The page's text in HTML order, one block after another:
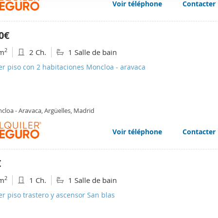
se usan para personalizar el contenido y los anuncios,
el tráfico. Además, compartimos información sobre el uso
de redes sociales, publicidad y análisis web, quienes
que les haya proporcionado o que hayan recopilado a
Voir téléphone Contacter
2 2 Ch. 1 Salle de bain
piso con 2 habitaciones Moncloa - aravaca
- Aravaca, Argüelles, Madrid
Voir téléphone Contacter
2 1 Ch. 1 Salle de bain
piso trastero y ascensor San blas